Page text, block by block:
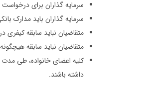
سرمایه گذاران برای درخواست باید حداقل
سرمایه گذاران باید مدارک
متقاضیان نباید سابقه کیفری
متقاضیان نباید سابقه
کلیه اعضای خانواده، طی مدت
داشته باشند.